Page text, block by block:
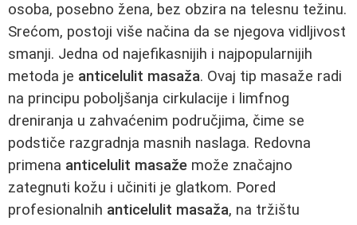
osoba, posebno žena, bez obzira na telesnu težinu.
Srećom, postoji više načina da se njegova vidljivost
smanji. Jedna od najefikasnijih i najpopularnijih
metoda je anticelulit masaža. Ovaj tip masaže radi
na principu poboljšanja cirkulacije i limfnog
dreniranja u zahvaćenim područjima, čime se
podstiče razgradnja masnih naslaga. Redovna
primena anticelulit masaže može značajno
zategnuti kožu i učiniti je glatkom. Pored
profesionalnih anticelulit masaža, na tržištu